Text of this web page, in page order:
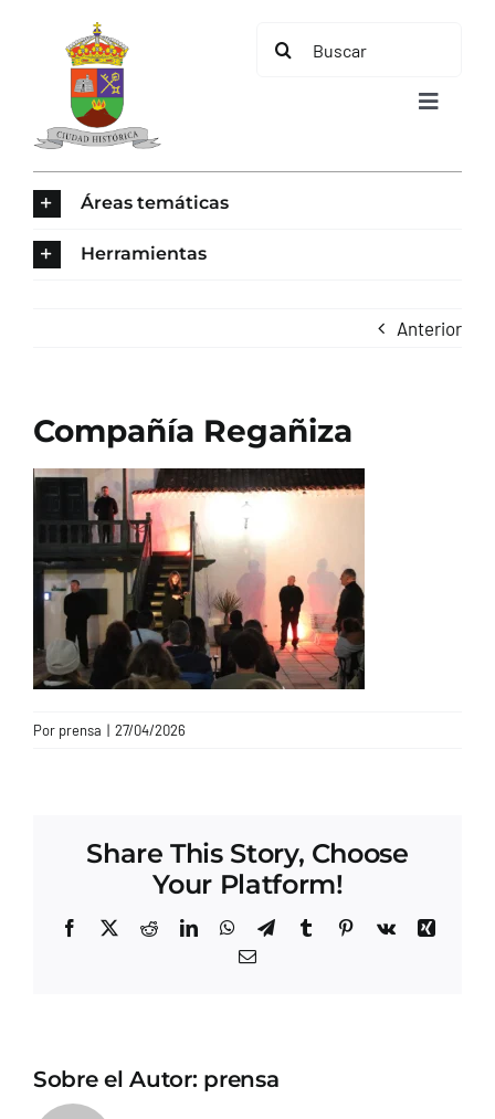
contenido
Buscar:
Toggle
CONTACTO
Áreas temáticas
Herramientas
Anterior
Compañía Regañiza
Por prensa | 27/04/2026
Share This Story, Choose
Your Platform!
Facebook
X RedditLinkedInWhatsApp
TelegramTumblrPinterest
Vk
Xing
Correo
Sobre el Autor: prensa